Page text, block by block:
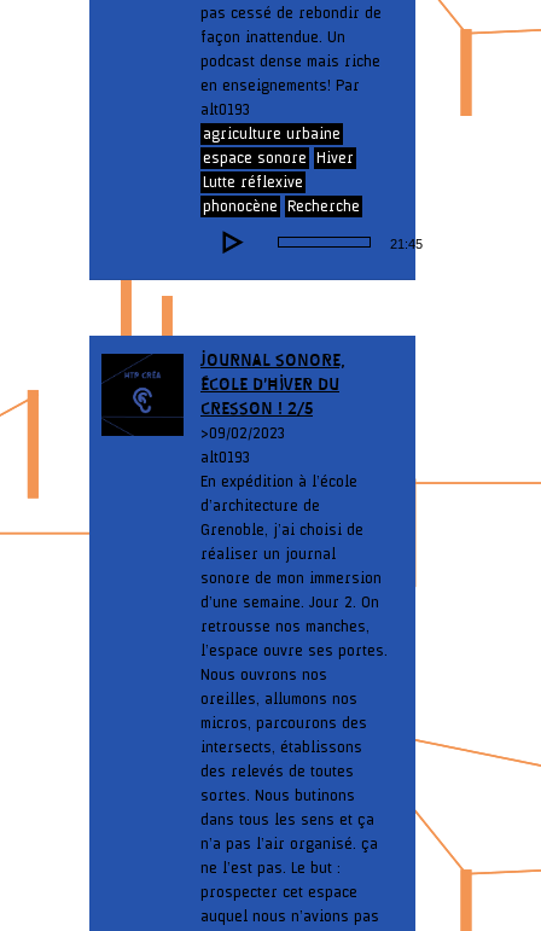
pas cessé de rebondir de
façon inattendue. Un
podcast dense mais riche
en enseignements! Par
alt0193
agriculture urbaine
espace sonore
Hiver
Lutte réflexive
phonocène
Recherche
Lecteur
audio
21:45
JOURNAL SONORE,
ÉCOLE D’HIVER DU
CRESSON ! 2/5
> 09/02/2023
alt0193
En expédition à l’école
d’architecture de
Grenoble, j’ai choisi de
réaliser un journal
sonore de mon immersion
d’une semaine. Jour 2. On
retrousse nos manches,
l’espace ouvre ses portes.
Nous ouvrons nos
oreilles, allumons nos
micros, parcourons des
intersects, établissons
des relevés de toutes
sortes. Nous butinons
dans tous les sens et ça
n’a pas l’air organisé. ça
ne l’est pas. Le but :
prospecter cet espace
auquel nous n’avions pas